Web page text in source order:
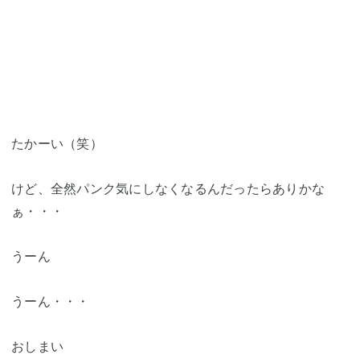
たかーい（笑）
けど、全然パンク気にしなくなるんだったらありかな
ぁ・・・
うーん
うーん・・・
おしまい